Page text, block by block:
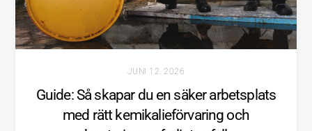
JUNI 12, 2026
Guide: Så skapar du en säker arbetsplats
med rätt kemikalieförvaring och